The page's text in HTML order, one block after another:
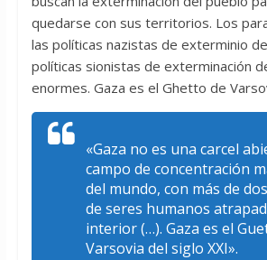
quedarse con sus territorios. Los
las políticas nazistas de exterminio
políticas sionistas de exterminación
enormes. Gaza es el Ghetto de
«Gaza no es una carcel
campo de concentración
del mundo, con más de
de seres humanos
interior (…). Gaza es el
Varsovia del siglo XXI».